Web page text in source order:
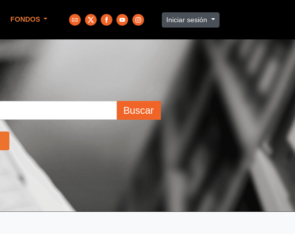
FONDOS Iniciar sesión
Buscar